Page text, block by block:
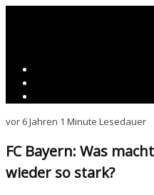
vor 6 Jahren 1 Minute Lesedauer
FC Bayern: Was
wieder so stark?